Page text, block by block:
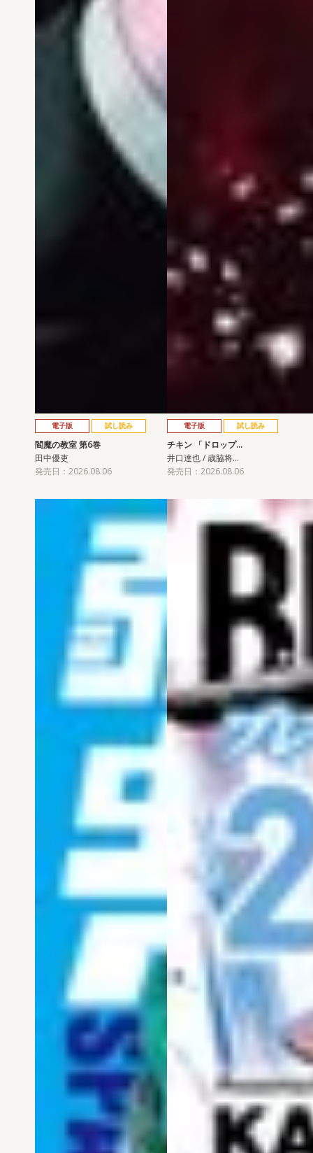
電子版 試し読み
閻魔の教室 第6巻
田中優吏
発売日：2026.08.06
電子版 試し読み
チキン 「ドロップ…
井口達也 / 歳脇将…
発売日：2026.08.06